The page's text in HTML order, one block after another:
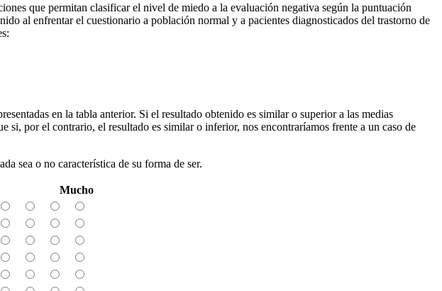
que permitan clasificar el nivel de miedo a la evaluación negativa según la puntuación
al enfrentar el cuestionario a población normal y a pacientes diagnosticados del trastorno de
en la tabla anterior. Si el resultado obtenido es similar o superior a las medias
si, por el contrario, el resultado es similar o inferior, nos encontraríamos frente a un caso de
sea o no característica de su forma de ser.
Mucho